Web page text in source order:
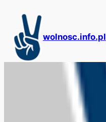
treści
wolnosc.info.pl